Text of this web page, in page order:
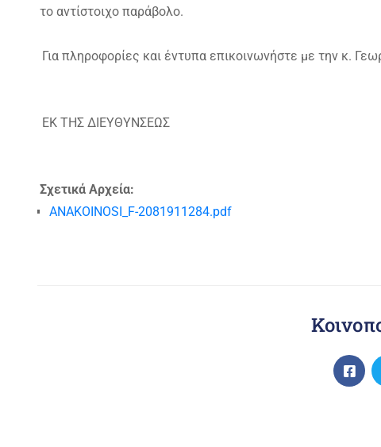
το αντίστοιχο παράβολο.
Για πληροφορίες και έντυπα επικοινωνήστε με την κ.
ΕΚ ΤΗΣ ΔΙΕΥΘΥΝΣΕΩΣ
Σχετικά Αρχεία:
ANAKOINOSI_F-2081911284.pdf